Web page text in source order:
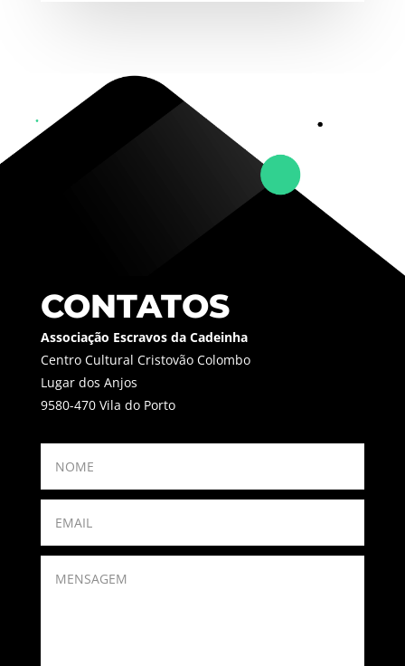
CONTATOS
Associação Escravos da Cadeinha
Centro Cultural Cristovão Colombo
Lugar dos Anjos
9580-470 Vila do Porto